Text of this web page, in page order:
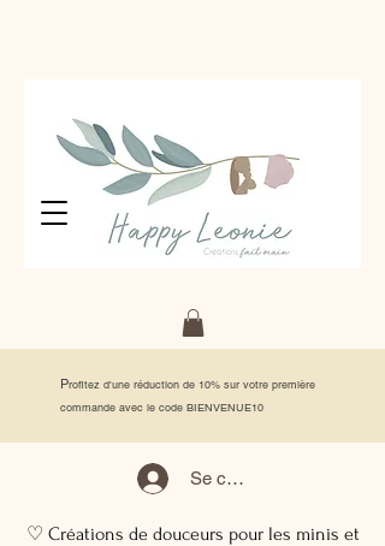
Profitez d'une réduction de 10% sur votre première
commande avec le code BIENVENUE10
Se connecter
♡ Créations de douceurs pour les minis et